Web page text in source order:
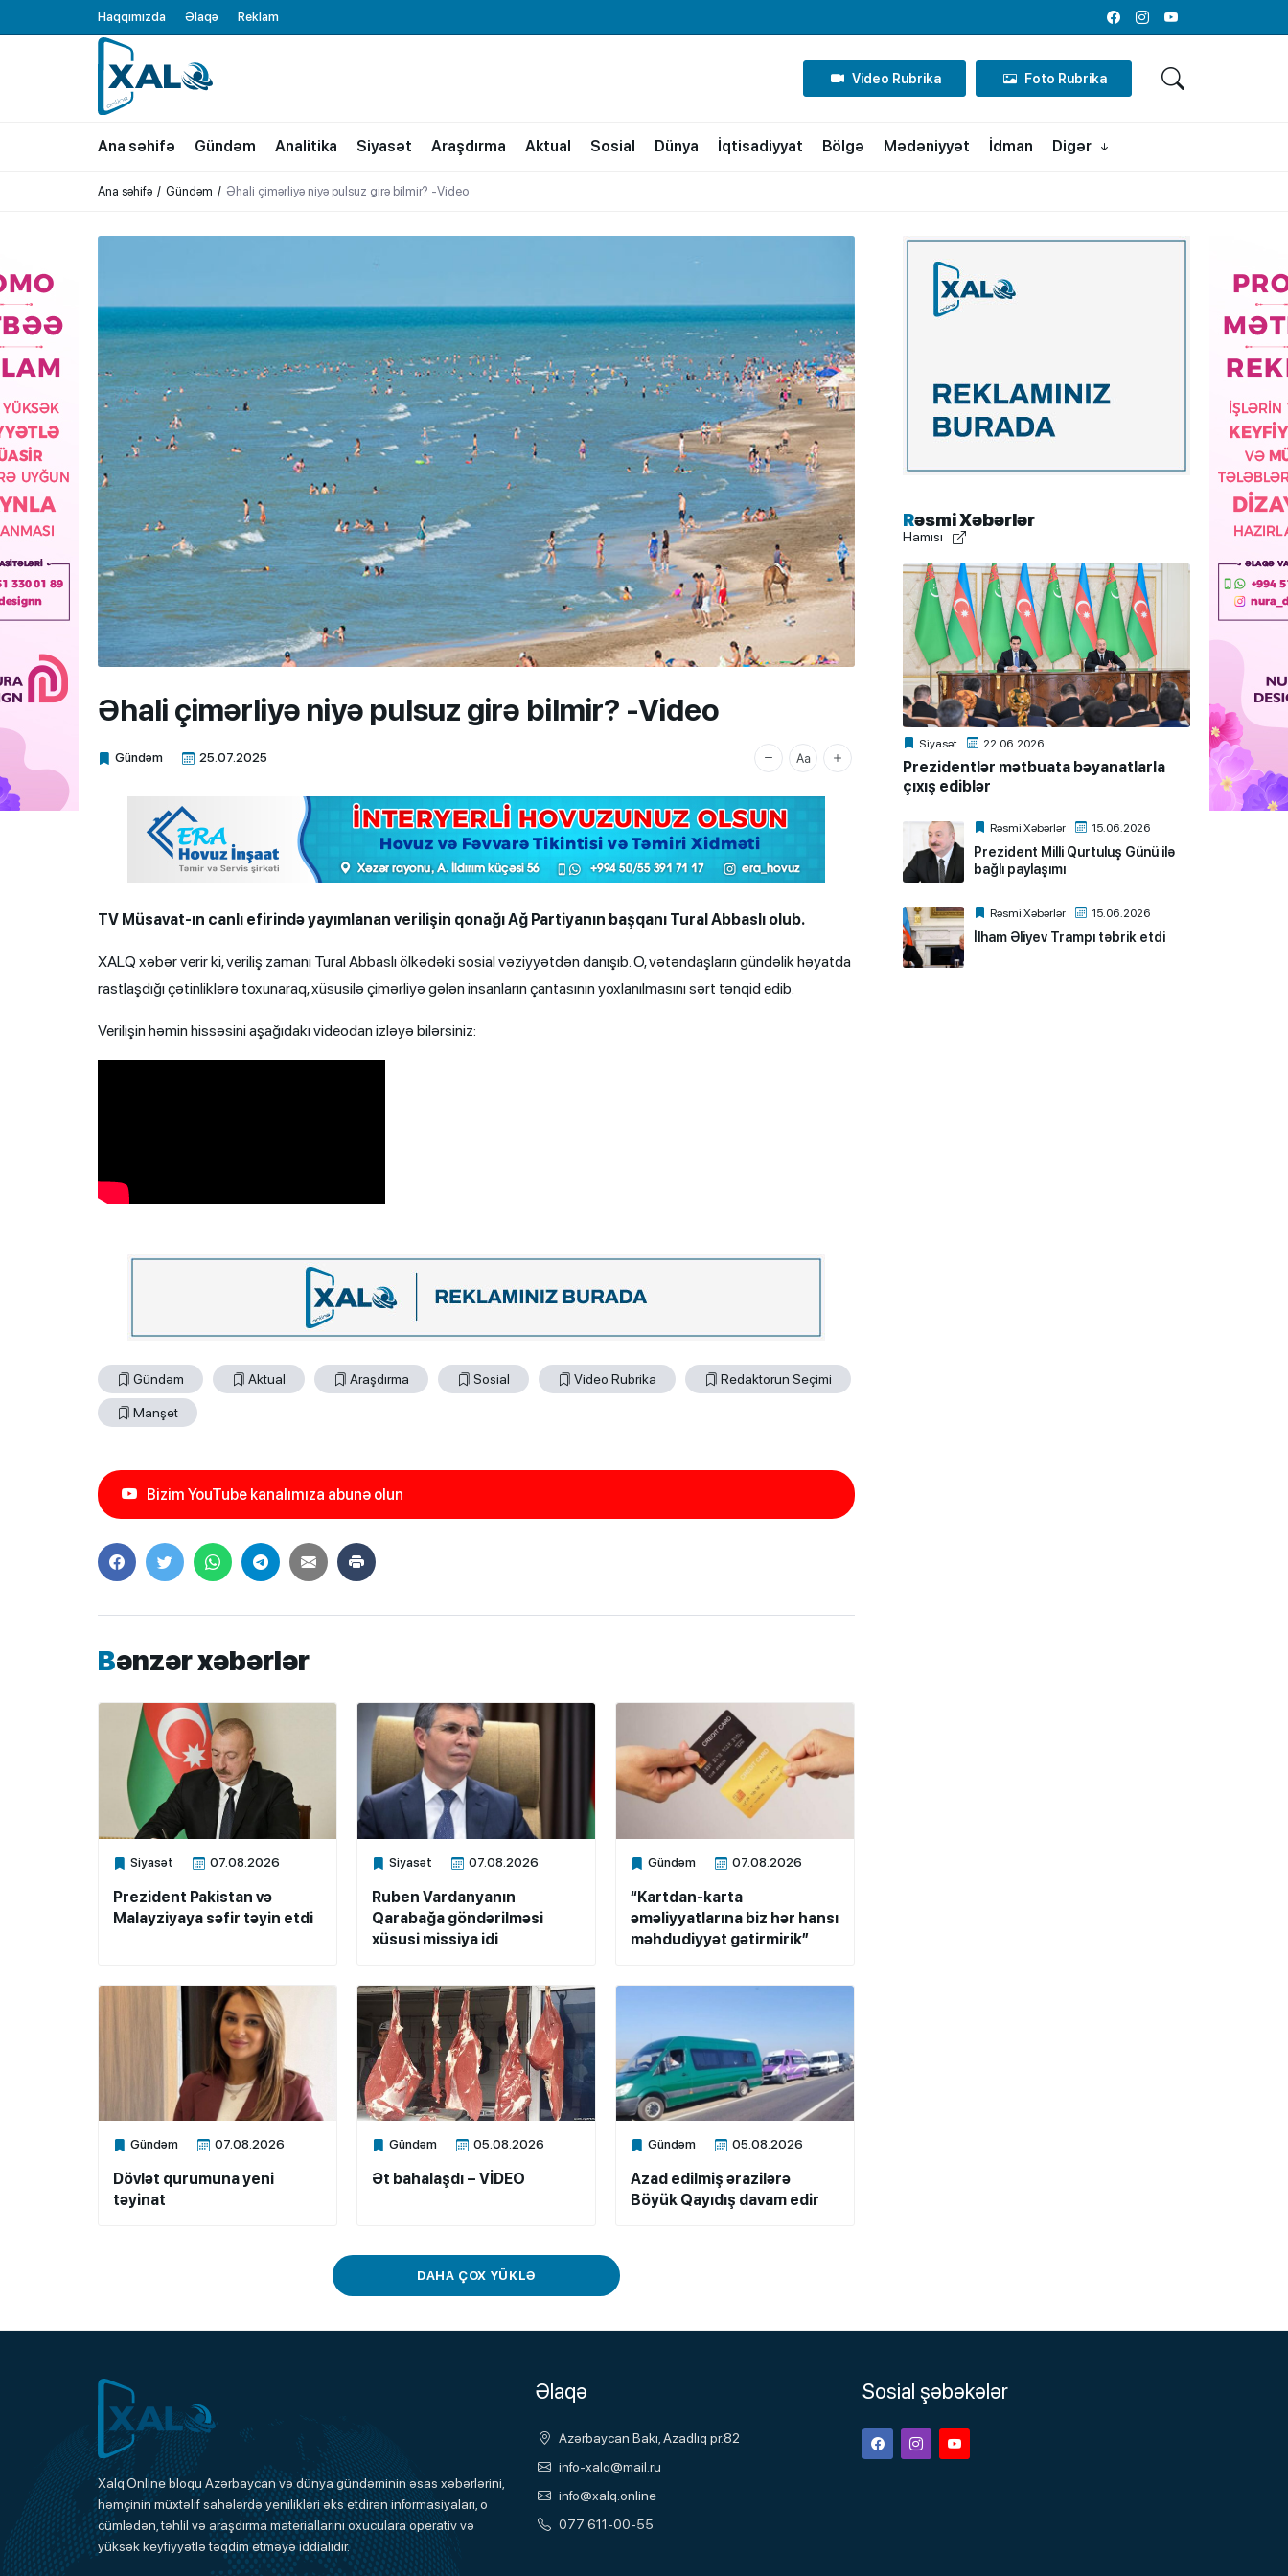
Haqqımızda Əlaqə Reklam
FacebookInstagramYoutube
XALQ.ONLINE
ONLAYN PLATFORMA
Video Rubrika Foto Rubrika
Ana səhifə Gündəm Analitika Siyasət Araşdırma Aktual Sosial Dünya İqtisadiyyat Bölgə Mədəniyyət İdman Digər
Ana səhifə Gündəm Əhali çimərliyə niyə pulsuz girə bilmir? -Video
Əhali çimərliyə niyə pulsuz girə bilmir? -Video
Gündəm 25.07.2025
Xalq.Online
TV Müsavat-ın canlı efirində yayımlanan verilişin qonağı Ağ Partiyanın başqanı Tural Abbaslı olub.
XALQ xəbər verir ki, veriliş zamanı Tural Abbaslı ölkədəki sosial vəziyyətdən danışıb. O, vətəndaşların gündəlik həyatda
rastlaşdığı çətinliklərə toxunaraq, xüsusilə çimərliyə gələn insanların çantasının yoxlanılmasını sərt tənqid edib.
Verilişin həmin hissəsini aşağıdakı videodan izləyə bilərsiniz:
Gündəm Aktual Araşdırma Sosial Video Rubrika Redaktorun Seçimi
Manşet
Bizim YouTube kanalımıza abunə olun
Bənzər xəbərlər
Siyasət 07.08.2026
Xalq.Online
Prezident Pakistan və
Malayziyaya səfir təyin etdi
Siyasət 07.08.2026
Xalq.Online
Ruben Vardanyanın
Qarabağa göndərilməsi
xüsusi missiya idi
Gündəm 07.08.2026
Xalq.Online
“Kartdan-karta
əməliyyatlarına biz hər hansı
məhdudiyyət gətirmirik”
Gündəm 07.08.2026
Xalq.Online
Dövlət qurumuna yeni
təyinat
Gündəm 05.08.2026
Xalq.Online
Ət bahalaşdı – VİDEO
Gündəm 05.08.2026
Xalq.Online
Azad edilmiş ərazilərə
Böyük Qayıdış davam edir
DAHA ÇOX YÜKLƏ
Rəsmi Xəbərlər
Hamısı
Siyasət 22.06.2026
Prezidentlər mətbuata bəyanatlarla
çıxış ediblər
Rəsmi Xəbərlər 15.06.2026
Prezident Milli Qurtuluş Günü ilə
bağlı paylaşımı
Rəsmi Xəbərlər 15.06.2026
İlham Əliyev Trampı təbrik etdi
Xalq.Online
Onlayn Platforma
Xalq.Online bloqu Azərbaycan və dünya gündəminin əsas xəbərlərini,
həmçinin müxtəlif sahələrdə yenilikləri əks etdirən informasiyaları, o
cümlədən, təhlil və araşdırma materiallarını oxuculara operativ və
yüksək keyfiyyətlə təqdim etməyə iddialıdır.
Əlaqə
Azərbaycan Bakı, Azadlıq pr.82
info-xalq@mail.ru
info@xalq.online
077 611-00-55
Sosial şəbəkələr
FacebookInstagramYoutube